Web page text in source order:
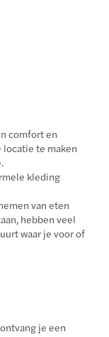
comfort en
te maken
kleding
van eten
hebben veel
waar je voor of
je een